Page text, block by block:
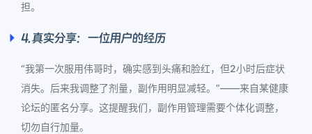
担。
4. 真实分享：一位用户的经历
“我第一次服用伟哥时，确实感到头痛和脸红，但2小时后症状
消失。后来我调整了剂量，副作用明显减轻。”——来自某健康
论坛的匿名分享。这提醒我们，副作用管理需要个体化调整，
切勿自行加量。